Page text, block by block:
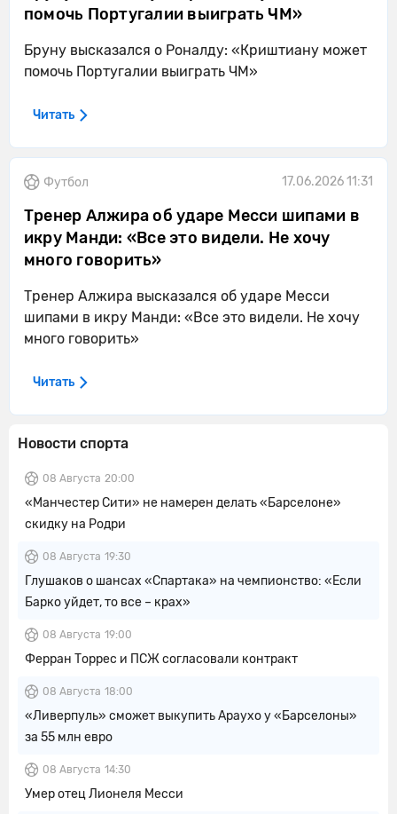
Новости спорта
08 Августа 20:00
«Манчестер Сити» не намерен делать «Барселоне»
скидку на Родри
08 Августа 19:30
Глушаков о шансах «Спартака» на чемпионство: «Если
Барко уйдет, то все – крах»
08 Августа 19:00
Ферран Торрес и ПСЖ согласовали контракт
08 Августа 18:00
«Ливерпуль» сможет выкупить Араухо у «Барселоны»
за 55 млн евро
08 Августа 14:30
Умер отец Лионеля Месси
помочь Португалии выиграть ЧМ»
Бруну высказался о Роналду: «Криштиану может
помочь Португалии выиграть ЧМ»
Читать
Футбол 17.06.2026 11:31
Тренер Алжира об ударе Месси шипами в
икру Манди: «Все это видели. Не хочу
много говорить»
Тренер Алжира высказался об ударе Месси
шипами в икру Манди: «Все это видели. Не хочу
много говорить»
Читать